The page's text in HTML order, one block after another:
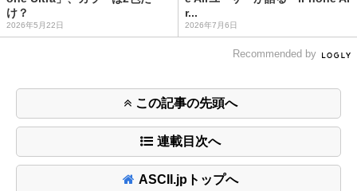
け？
2026年5月22日
r...
2026年7月6日
Recommended by
この記事の先頭へ
連載目次へ
ASCII.jpトップへ